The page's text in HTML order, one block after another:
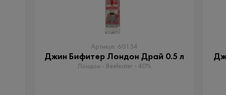
Артикул: 60134
Джин Бифитер Лондон Драй 0.5 л
Лондон - Beefeater - 40%